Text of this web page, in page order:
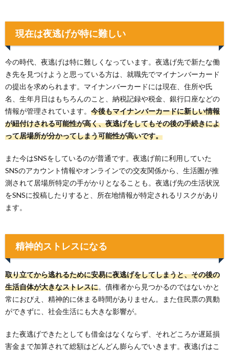
現在は夜逃げが特に難しい
今の時代、夜逃げは特に難しくなっています。夜逃げ先で新たな働
き先を見つけようと思っている方は、就職先でマイナンバーカード
の提出を求められます。マイナンバーカードには現在、住所や氏
名、生年月日はもちろんのこと、納税記録や税金、銀行口座などの
情報が管理されています。 今後もマイナンバーカードに新しい情報
が紐付けされる可能性が高く、夜逃げをしてもその後の手続きによ
って居場所が分かってしまう可能性が高いです。
また今はSNSをしているのが普通です。夜逃げ前に利用していた
SNSのアカウント情報やオンラインでの交友関係から、生活圏が推
測されて居場所特定の手がかりとなることも。夜逃げ先の生活状況
をSNSに投稿したりすると、所在地情報が特定されるリスクがあり
ます。
精神的ストレスになる
取り立てから逃れるために安易に夜逃げをしてしまうと、その後の
生活自体が大きなストレスに。債権者から見つかるのではないかと
常におびえ、精神的に休まる時間がありません。また住民票の異動
ができずに、社会生活にも大きな影響が。
また夜逃げできたとしても借金はなくならず、それどころか遅延損
害金まで加算されて総額はどんどん膨らんでいきます。夜逃げはこ